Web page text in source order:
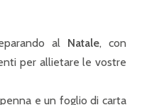
al Natale, con
per allietare le vostre
e un foglio di carta